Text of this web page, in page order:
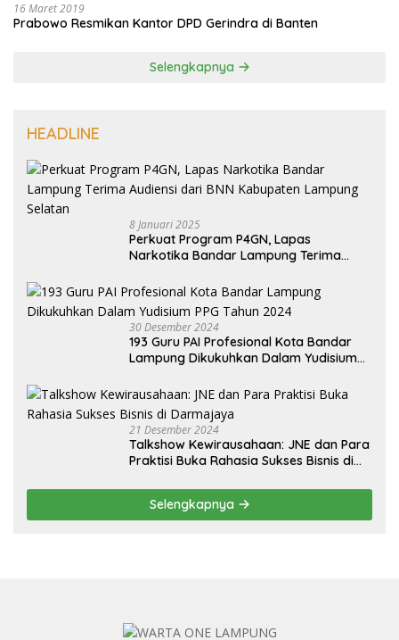
16 Maret 2019
Prabowo Resmikan Kantor DPD Gerindra di Banten
Selengkapnya
HEADLINE
8 Januari 2025
Perkuat Program P4GN, Lapas
Narkotika Bandar Lampung Terima
Selatan
30 Desember 2024
193 Guru PAI Profesional Kota Bandar
Lampung Dikukuhkan Dalam Yudisium
21 Desember 2024
Talkshow Kewirausahaan: JNE dan Para
Praktisi Buka Rahasia Sukses Bisnis di
Selengkapnya